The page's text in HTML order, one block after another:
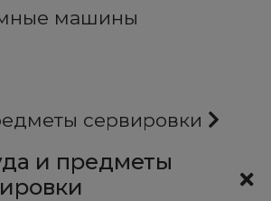
машины
сервировки
и предметы